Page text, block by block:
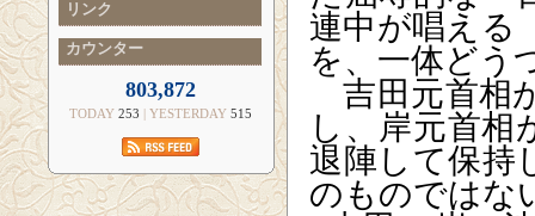
連中が唱える
を、一体どう
吉田元首相
し、岸元首相
退陣して保持
のものではな
リンク
カウンター
803,872
TODAY 253 | YESTERDAY 515